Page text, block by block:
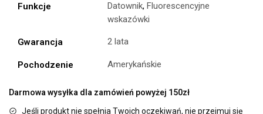
Funkcje Datownik, Fluorescencyjne
wskazówki
Gwarancja 2 lata
Pochodzenie Amerykańskie
Darmowa wysyłka dla zamówień powyżej 150zł
Jeśli produkt nie spełnia Twoich oczekiwań, nie przejmuj się